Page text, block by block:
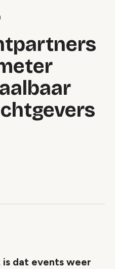
dat events weer